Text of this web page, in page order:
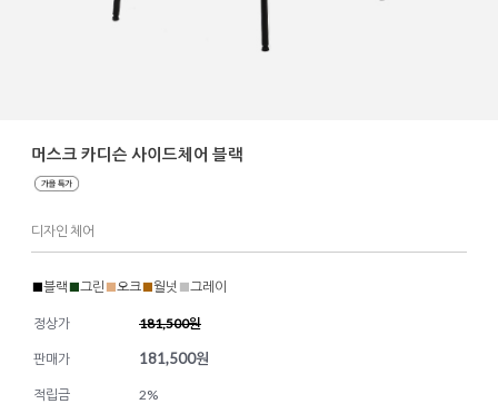
머스크 카디슨 사이드체어 블랙
디자인 체어
■블랙■그린 ■오크■월넛 ■그레이
정상가 181,500원
판매가 181,500원
적립금 2%